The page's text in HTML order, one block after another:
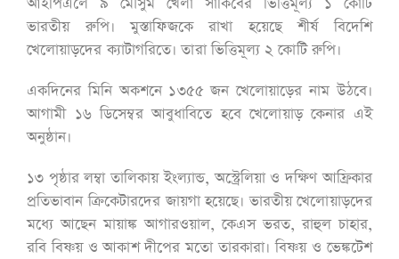
ভারতীয় রুপি। মুস্তাফিজকে রাখা হয়েছে শীর্ষ বিদেশি
খেলোয়াড়দের ক্যাটাগরিতে। তারা ভিত্তিমূল্য ২ কোটি রুপি।
একদিনের মিনি অকশনে ১৩৫৫ জন খেলোয়াড়ের নাম উঠবে।
আগামী ১৬ ডিসেম্বর আবুধাবিতে হবে খেলোয়াড় কেনার এই
অনুষ্ঠান।
১৩ পৃষ্ঠার লম্বা তালিকায় ইংল্যান্ড, অস্ট্রেলিয়া ও দক্ষিণ আফ্রিকার
প্রতিভাবান ক্রিকেটারদের জায়গা হয়েছে। ভারতীয় খেলোয়াড়দের
মধ্যে আছেন মায়াঙ্ক আগারওয়াল, কেএস ভরত, রাহুল চাহার,
রবি বিষ্ণয় ও আকাশ দীপের মতো তারকারা। বিষ্ণয় ও ভেঙ্কটেশ